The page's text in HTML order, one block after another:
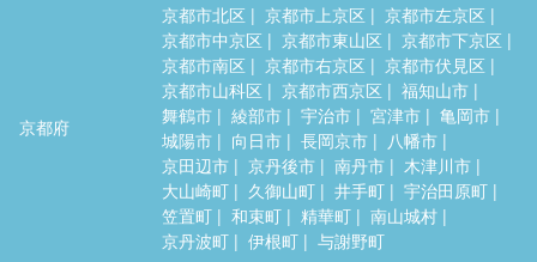
京都府
京都市北区 京都市上京区
京都市左京区
京都市中京区
京都市東山区
京都市下京区
京都市南区
京都市右京区
京都市伏見区
京都市山科区
京都市西京区
福知山市
舞鶴市
綾部市 宇治市 宮津市
亀岡市
城陽市
向日市 長岡京市
八幡市
京田辺市
京丹後市 南丹市
木津川市
大山崎町
久御山町 井手町
宇治田原町
笠置町
和束町 精華町
南山城村
京丹波町
伊根町 与謝野町